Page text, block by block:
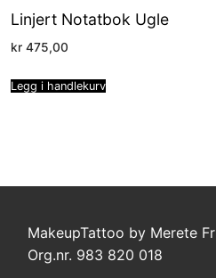
Linjert Notatbok Ugle
kr 475,00
Legg i handlekurv
MakeupTattoo by Merete
Org.nr. 983 820 018